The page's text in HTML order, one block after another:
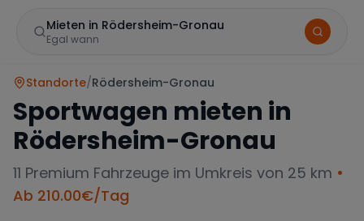
Mieten in Rödersheim-Gronau
Egal wann
Standorte/Rödersheim-Gronau
Sportwagen mieten in
Rödersheim-Gronau
11 Premium Fahrzeuge im Umkreis von 25 km •
Ab 210.00€/Tag